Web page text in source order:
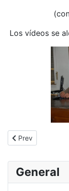
General
Los vídeos se
Previous article:
Prev